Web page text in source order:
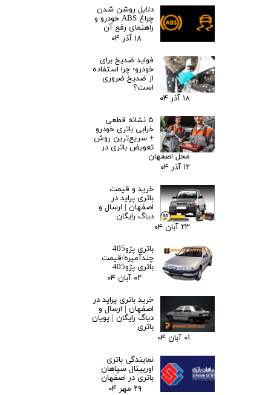
دلایل روشن شدن
چراغ ABS خودرو و
راهنمای رفع آن
۱۸ آذر ۰۴
فواید ضدیخ برای
خودرو؛ چرا استفاده
از ضدیخ ضروری
است؟
۱۸ آذر ۰۴
۵ نشانه قطعی
خرابی باتری خودرو
+ سریع‌ترین روش
تعویض باتری در
محل اصفهان
۱۲ آذر ۰۴
خرید و قیمت
باتری پراید در
اصفهان | ارسال و
دیاگ رایگان
۲۳ آبان ۰۴
باتری پژو405
چندآمپره/قیمت
باتری پژو405
۰۲ آبان ۰۴
خرید باتری پراید در
اصفهان | ارسال و
دیاگ رایگان | پویان
باتری
۰۱ آبان ۰۴
نمایندگی باتری
اوربیتال سپاهان
باتری در اصفهان
۲۹ مهر ۰۴